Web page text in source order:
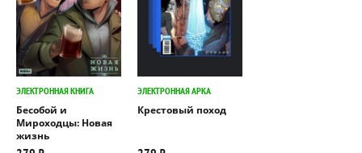
ЭЛЕКТРОННАЯ КНИГА
Бесобой и
Мироходцы: Новая
жизнь
ЭЛЕКТРОННАЯ АРКА
Крестовый поход